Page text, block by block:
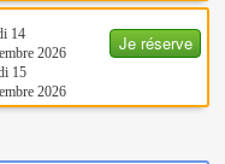
Je réserve
14
2026
15
2026